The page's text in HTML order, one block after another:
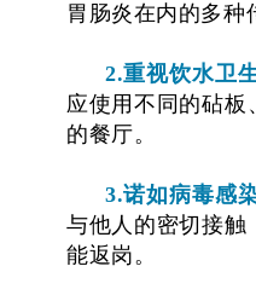
胃肠炎在内的多种
2.重视饮水卫
应使用不同的砧板
的餐厅。
3.诺如病毒感
与他人的密切接触
能返岗。